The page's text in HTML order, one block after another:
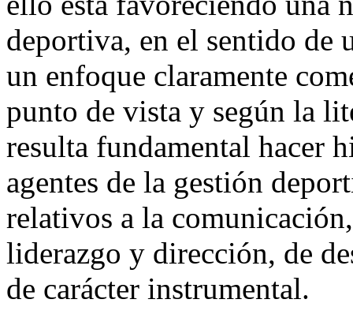
deportiva, en el sentido de
un enfoque claramente
punto de vista y según la
resulta fundamental hacer
agentes de la gestión
relativos a la
liderazgo y dirección, de
de carácter instrumental.